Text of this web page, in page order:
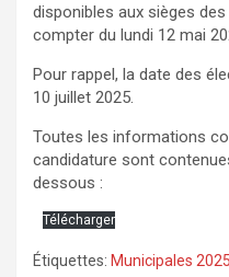
disponibles aux sièges
compter du lundi 12 mai
Pour rappel, la date des
10 juillet 2025.
Toutes les informations
candidature sont
dessous :
Télécharger
Étiquettes: Municipales 2025